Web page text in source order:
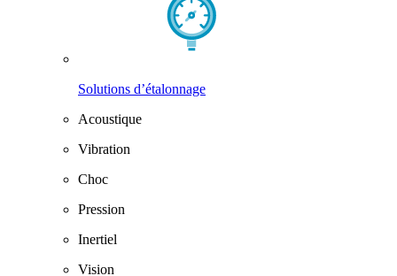
Solutions d’étalonnage
Acoustique
Vibration
Choc
Pression
Inertiel
Vision